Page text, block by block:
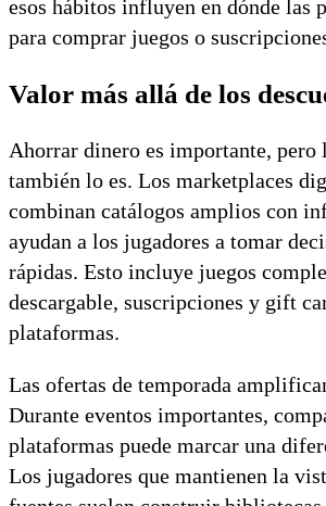
esos hábitos influyen en dónde las
para comprar juegos o
Valor más allá de los
Ahorrar dinero es importante, pero
también lo es. Los marketplaces
combinan catálogos amplios con
ayudan a los jugadores a tomar
rápidas. Esto incluye juegos
descargable, suscripciones y gift
plataformas.
Las ofertas de temporada
Durante eventos importantes,
plataformas puede marcar una
Los jugadores que mantienen la